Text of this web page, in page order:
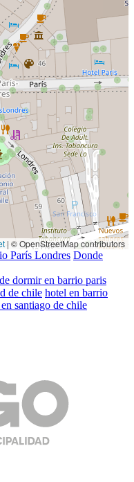
| © OpenStreetMap contributors
París Londres Donde
dormir en barrio paris
de chile hotel en barrio
santiago de chile